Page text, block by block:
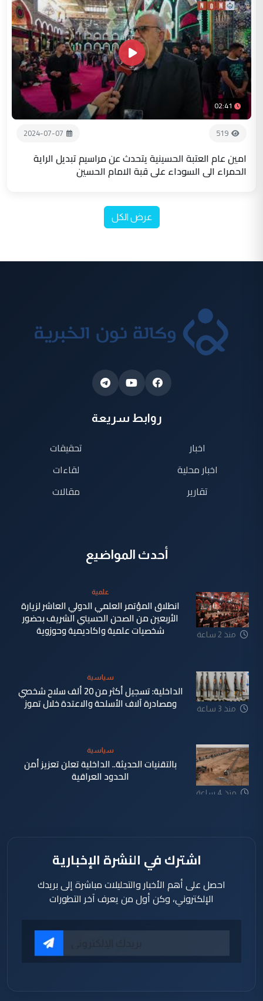
02:41
519
2024-07-07
امين عام العتبة الحسينية يتحدث عن مراسيم تبديل الراية
الحمراء الى السوداء على قبة الامام الحسين
عرض الكل
روابط سريعة
اخبار
اخبار محلية
تقارير
تحقيقات
لقاءات
مقالات
أحدث المواضيع
منذ 2 ساعة
علمية
انطلاق المؤتمر العلمي الدولي العاشر لزيارة
الأربعين من الصحن الحسيني الشريف بحضور
شخصيات علمية واكاديمية وحوزوية
منذ 3 ساعة
سياسية
الداخلية: تسجيل أكثر من 20 ألف سلاح شخصي
ومصادرة آلاف الأسلحة والاعتدة خلال تموز
منذ 4 ساعة
سياسية
بالتقنيات الحديثة.. الداخلية تعلن تعزيز أمن
الحدود العراقية
اشترك في النشرة الإخبارية
احصل على أهم الأخبار والتحليلات مباشرة إلى بريدك
الإلكتروني، وكن أول من يعرف آخر التطورات